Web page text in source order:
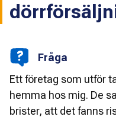
Fråga
Ett företag som utför
hemma hos mig. De
brister, att det fanns